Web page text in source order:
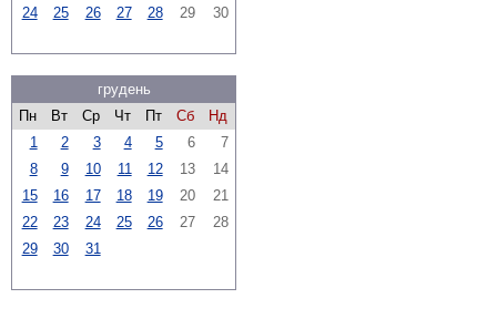
24 25 26 27 28 29 30
грудень
Пн
Вт Ср Чт Пт Сб
Нд
1
2 3 4 5 6
7
8
9 10 11 12 13
14
15
16 17 18 19 20
21
22
23 24 25 26 27
28
29
30 31